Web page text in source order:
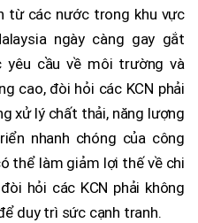
từ các nước trong khu vực
ngày càng gay gắt
yêu cầu về môi trường và
cao, đòi hỏi các KCN phải
xử lý chất thải, năng lượng
nhanh chóng của công
thể làm giảm lợi thế về chi
hỏi các KCN phải không
duy trì sức cạnh tranh.